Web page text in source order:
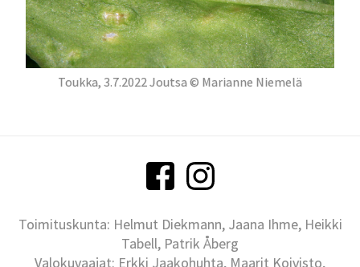
Toukka, 3.7.2022 Joutsa © Marianne Niemelä
Toimituskunta: Helmut Diekmann, Jaana Ihme, Heikki
Tabell, Patrik Åberg
Valokuvaajat: Erkki Jaakohuhta, Maarit Koivisto,